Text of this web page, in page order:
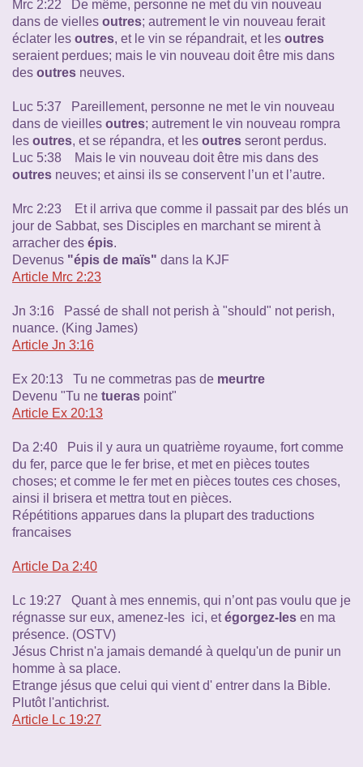
Mrc 2:22 De même, personne ne met du vin nouveau
dans de vielles outres; autrement le vin nouveau ferait
éclater les outres, et le vin se répandrait, et les outres
seraient perdues; mais le vin nouveau doit être mis dans
des outres neuves.
Luc 5:37 Pareillement, personne ne met le vin nouveau
dans de vieilles outres; autrement le vin nouveau rompra
les outres, et se répandra, et les outres seront perdus.
Luc 5:38 Mais le vin nouveau doit être mis dans des
outres neuves; et ainsi ils se conservent l’un et l’autre.
Mrc 2:23 Et il arriva que comme il passait par des blés un
jour de Sabbat, ses Disciples en marchant se mirent à
arracher des épis.
Devenus "épis de maïs" dans la KJF
Article Mrc 2:23
Jn 3:16 Passé de shall not perish à "should" not perish,
nuance. (King James)
Article Jn 3:16
Ex 20:13 Tu ne commetras pas de meurtre
Devenu "Tu ne tueras point"
Article Ex 20:13
Da 2:40 Puis il y aura un quatrième royaume, fort comme
du fer, parce que le fer brise, et met en pièces toutes
choses; et comme le fer met en pièces toutes ces choses,
ainsi il brisera et mettra tout en pièces.
Répétitions apparues dans la plupart des traductions
francaises
Article Da 2:40
Lc 19:27 Quant à mes ennemis, qui n’ont pas voulu que je
régnasse sur eux, amenez-les ici, etégorgez-les en ma
présence. (OSTV)
Jésus Christ n'a jamais demandé à quelqu'un de punir un
homme à sa place.
Etrange jésus que celui qui vient d' entrer dans la Bible.
Plutôt l'antichrist.
Article Lc 19:27